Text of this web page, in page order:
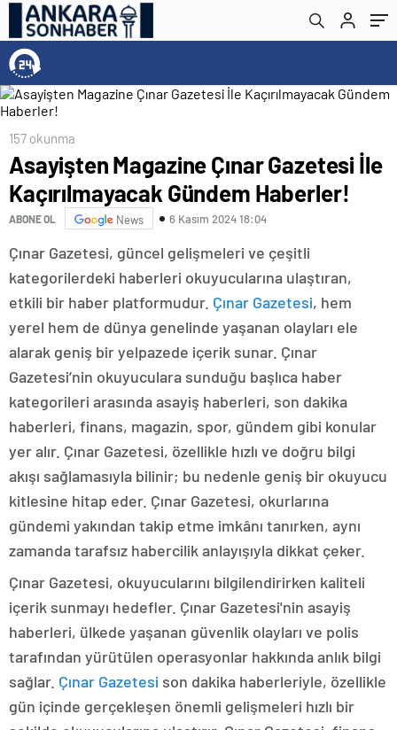
157 okunma
Asayişten Magazine Çınar Gazetesi İle
Kaçırılmayacak Gündem Haberler!
ABONE OL News 6 Kasım 2024 18:04
Çınar Gazetesi, güncel gelişmeleri ve çeşitli
kategorilerdeki haberleri okuyucularına ulaştıran,
etkili bir haber platformudur. Çınar Gazetesi, hem
yerel hem de dünya genelinde yaşanan olayları ele
alarak geniş bir yelpazede içerik sunar. Çınar
Gazetesi’nin okuyuculara sunduğu başlıca haber
kategorileri arasında asayiş haberleri, son dakika
haberleri, finans, magazin, spor, gündem gibi konular
yer alır. Çınar Gazetesi, özellikle hızlı ve doğru bilgi
akışı sağlamasıyla bilinir; bu nedenle geniş bir okuyucu
kitlesine hitap eder. Çınar Gazetesi, okurlarına
gündemi yakından takip etme imkânı tanırken, aynı
zamanda tarafsız habercilik anlayışıyla dikkat çeker.
Çınar Gazetesi, okuyucularını bilgilendirirken kaliteli
içerik sunmayı hedefler. Çınar Gazetesi'nin asayiş
haberleri, ülkede yaşanan güvenlik olayları ve polis
tarafından yürütülen operasyonlar hakkında anlık bilgi
sağlar. Çınar Gazetesi son dakika haberleriyle, özellikle
gün içinde gerçekleşen önemli gelişmeleri hızlı bir